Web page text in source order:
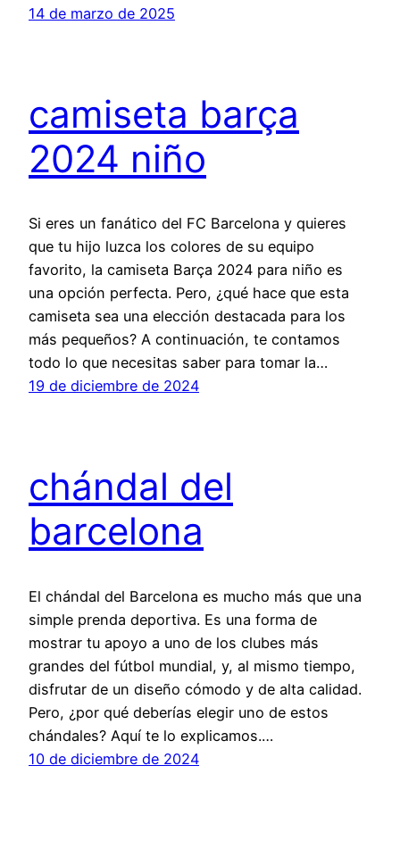
14 de marzo de 2025
camiseta barça
2024 niño
Si eres un fanático del FC Barcelona y quieres
que tu hijo luzca los colores de su equipo
favorito, la camiseta Barça 2024 para niño es
una opción perfecta. Pero, ¿qué hace que esta
camiseta sea una elección destacada para los
más pequeños? A continuación, te contamos
todo lo que necesitas saber para tomar la…
19 de diciembre de 2024
chándal del
barcelona
El chándal del Barcelona es mucho más que una
simple prenda deportiva. Es una forma de
mostrar tu apoyo a uno de los clubes más
grandes del fútbol mundial, y, al mismo tiempo,
disfrutar de un diseño cómodo y de alta calidad.
Pero, ¿por qué deberías elegir uno de estos
chándales? Aquí te lo explicamos.…
10 de diciembre de 2024